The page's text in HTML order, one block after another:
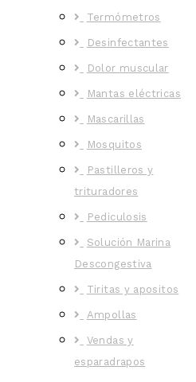
Termómetros
Desinfectantes
Dolor muscular
Mantas eléctricas
Mascarillas
Mosquitos
Pastilleros y
trituradores
Pediculosis
Solución Marina
Descongestiva
Tiritas y apositos
Ampollas
Vendas y
esparadrapos